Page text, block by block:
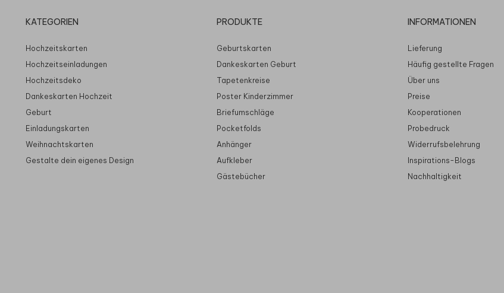
KATEGORIEN
Hochzeitskarten
Hochzeitseinladungen
Hochzeitsdeko
Dankeskarten Hochzeit
Geburt
Einladungskarten
Weihnachtskarten
Gestalte dein eigenes Design
PRODUKTE
Geburtskarten
Dankeskarten Geburt
Tapetenkreise
Poster Kinderzimmer
Briefumschläge
Pocketfolds
Anhänger
Aufkleber
Gästebücher
INFORMATIONEN
Lieferung
Häufig gestellte Fragen
Über uns
Preise
Kooperationen
Probedruck
Widerrufsbelehrung
Inspirations-Blogs
Nachhaltigkeit